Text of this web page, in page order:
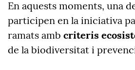
En aquests moments, una
participen en la iniciativa
ramats amb criteris
de la biodiversitat i